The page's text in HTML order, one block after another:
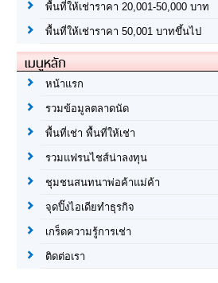
พื้นที่ให้เช่าราคา 20,001-50,000 บาท
พื้นที่ให้เช่าราคา 50,001 บาทขึ้นไป
เมนูหลัก
หน้าแรก
รวมข้อมูลตลาดนัด
พื้นที่เช่า พื้นที่ให้เช่า
รวมแฟรนไชส์น่าลงทุน
ชุมชนสนทนาพ่อค้าแม่ค้า
จุดปิ๊งไอเดียทำธุรกิจ
เกร็ดความรู้การเช่า
ติดต่อเรา